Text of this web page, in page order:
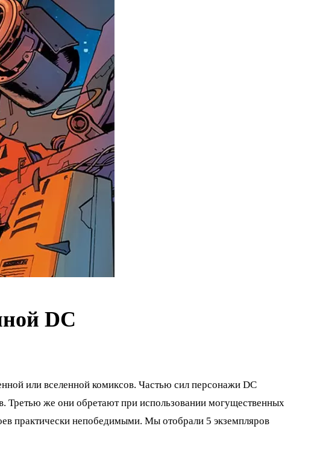
DC
или вселенной комиксов. Частью сил персонажи DC
Третью же они обретают при использовании могущественных
практически непобедимыми. Мы отобрали 5 экземпляров